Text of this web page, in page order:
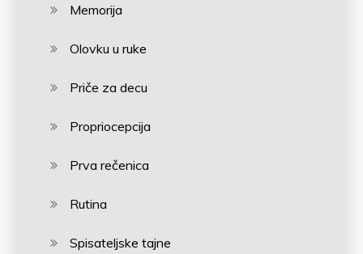
Memorija
Olovku u ruke
Priče za decu
Propriocepcija
Prva rečenica
Rutina
Spisateljske tajne